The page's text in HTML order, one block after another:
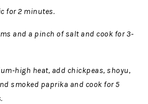
for 2 minutes.
and a pinch of salt and cook for 3-
high heat, add chickpeas, shoyu,
smoked paprika and cook for 5